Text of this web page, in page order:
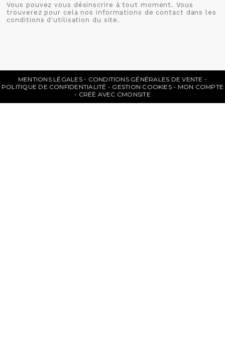
Vous pouvez vous désinscrire à tout moment. Vous
trouverez pour cela nos informations de contact dans les
conditions d'utilisation du site.
MENTIONS LÉGALES
CONDITIONS GÉNÉRALES DE VENTE
POLITIQUE DE CONFIDENTIALITÉ
GESTION COOKIES
MON COMPTE
CRÉÉ AVEC CMONSITE